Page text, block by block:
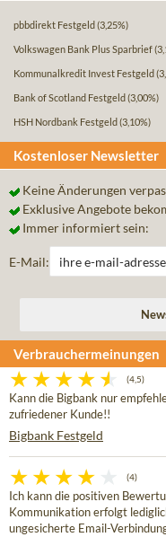
pbbdirekt Festgeld (3,25%)
Volkswagen Bank Plus Sparbrief
Kommunalkredit Invest Festgeld
Bank of Scotland Festgeld (3,00%)
HSH Nordbank Festgeld (3,10%)
Kostenloser Newsletter
Keine Änderungen
Exklusive Angebote
Immer informiert sein:
E-Mail:
Verbrauchermeinungen
(4,5)
Kann die Bigbank nur
zufriedener Kunde!!
Bigbank Festgeld
(4)
Ich kann die positiven
Kommunikation erfolgt
ungesicherte Email-